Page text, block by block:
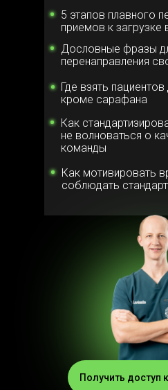
5 этапов плавного
приемов к загрузке
Дословные фразы
перенаправления
Как
не волноваться о
команды
Как мотивировать
соблюдать
Где взять
кроме сарафана
Получить доступ